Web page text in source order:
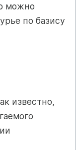
можно
по базису
известно,